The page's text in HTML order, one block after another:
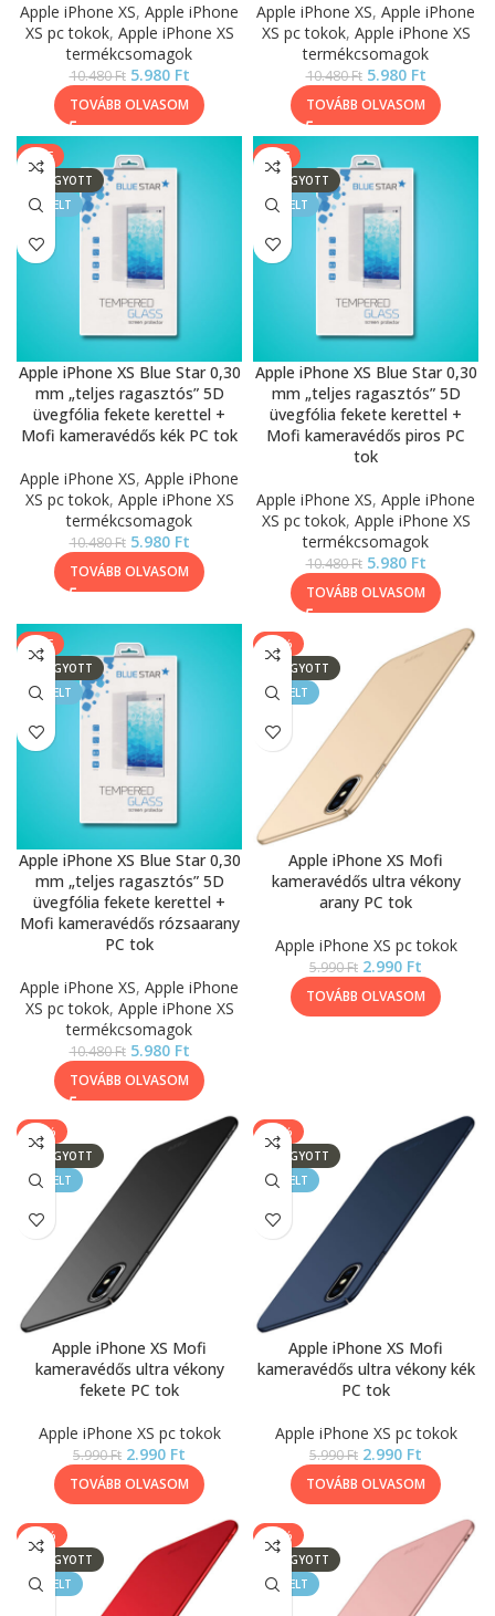
Apple iPhone XS, Apple iPhone
XS pc tokok, Apple iPhone XS
termékcsomagok
10.480Ft 5.980 Ft
TOVÁBB OLVASOM
Apple iPhone XS, Apple iPhone
XS pc tokok, Apple iPhone XS
termékcsomagok
10.480Ft 5.980 Ft
TOVÁBB OLVASOM
SALE
ELFOGYOTT
KIEMELT
Apple iPhone XS Blue Star 0,30
mm „teljes ragasztós” 5D
üvegfólia fekete kerettel +
Mofi kameravédős kék PC tok
Apple iPhone XS, Apple iPhone
XS pc tokok, Apple iPhone XS
termékcsomagok
10.480Ft 5.980 Ft
TOVÁBB OLVASOM
SALE
ELFOGYOTT
KIEMELT
Apple iPhone XS Blue Star 0,30
mm „teljes ragasztós” 5D
üvegfólia fekete kerettel +
Mofi kameravédős piros PC
tok
Apple iPhone XS, Apple iPhone
XS pc tokok, Apple iPhone XS
termékcsomagok
10.480Ft 5.980 Ft
TOVÁBB OLVASOM
SALE
ELFOGYOTT
KIEMELT
Apple iPhone XS Blue Star 0,30
mm „teljes ragasztós” 5D
üvegfólia fekete kerettel +
Mofi kameravédős rózsaarany
PC tok
Apple iPhone XS, Apple iPhone
XS pc tokok, Apple iPhone XS
termékcsomagok
10.480Ft 5.980 Ft
TOVÁBB OLVASOM
-50%
ELFOGYOTT
KIEMELT
Apple iPhone XS Mofi
kameravédős ultra vékony
arany PC tok
Apple iPhone XS pc tokok
5.990Ft 2.990 Ft
TOVÁBB OLVASOM
-50%
ELFOGYOTT
KIEMELT
Apple iPhone XS Mofi
kameravédős ultra vékony
fekete PC tok
Apple iPhone XS pc tokok
5.990Ft 2.990 Ft
TOVÁBB OLVASOM
-50%
ELFOGYOTT
KIEMELT
Apple iPhone XS Mofi
kameravédős ultra vékony kék
PC tok
Apple iPhone XS pc tokok
5.990Ft 2.990 Ft
TOVÁBB OLVASOM
-50%
ELFOGYOTT
KIEMELT
-50%
ELFOGYOTT
KIEMELT